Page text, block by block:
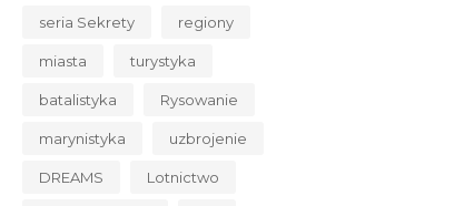
seria Sekrety regiony
miasta turystyka
batalistyka Rysowanie
marynistyka uzbrojenie
DREAMS Lotnictwo